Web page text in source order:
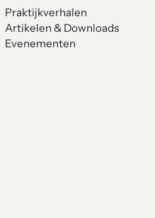
Praktijkverhalen
Artikelen & Downloads
Evenementen